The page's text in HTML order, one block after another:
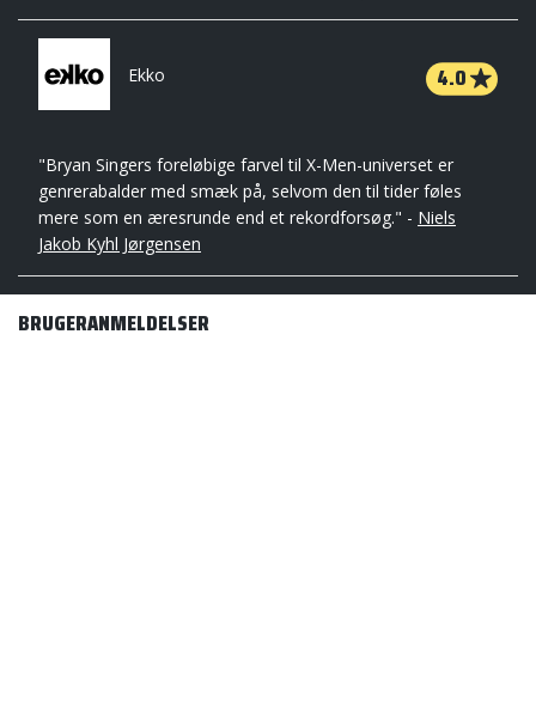
Ekko 4.0
"Bryan Singers foreløbige farvel til X-Men-universet er
genrerabalder med smæk på, selvom den til tider føles
mere som en æresrunde end et rekordforsøg." - Niels
Jakob Kyhl Jørgensen
BRUGERANMELDELSER